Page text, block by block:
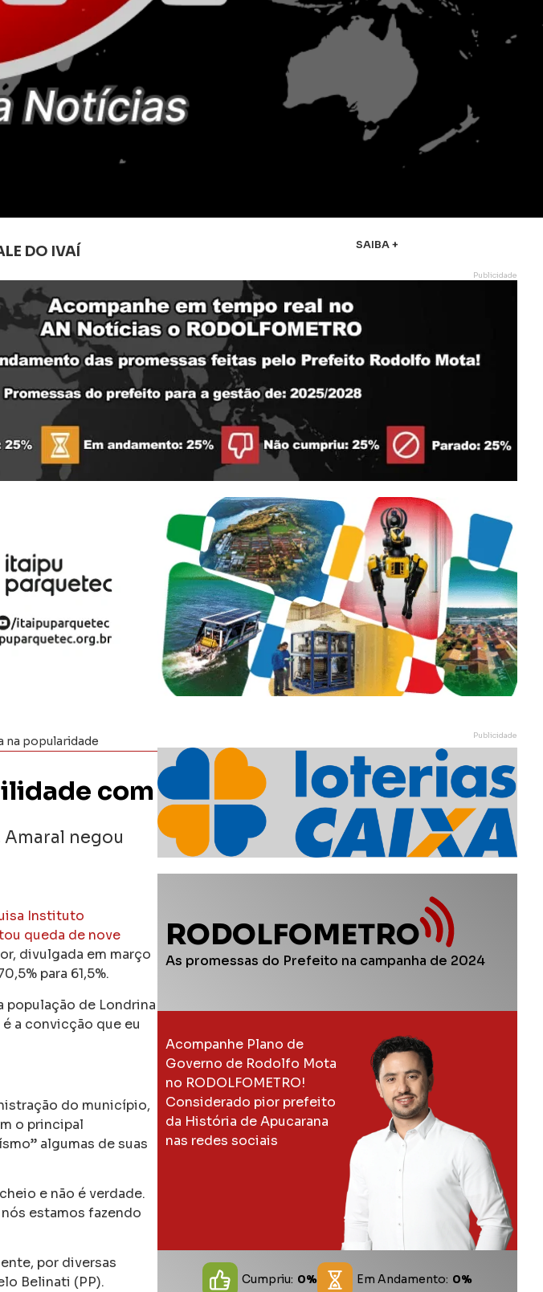
DO IVAÍ SAIBA +
Publicidade
na popularidade
com
negou
Instituto
queda de nove
divulgada em março
para 61,5%.
população de Londrina
a convicção que eu
do município,
o principal
algumas de suas
e não é verdade.
estamos fazendo
por diversas
Belinati (PP).
Publicidade
RODOLFOMETRO
As promessas do Prefeito na campanha de 2024
Acompanhe Plano de
Governo de Rodolfo Mota
no RODOLFOMETRO!
Considerado pior prefeito
da História de Apucarana
nas redes sociais
Cumpriu: 0% Em Andamento: 0%